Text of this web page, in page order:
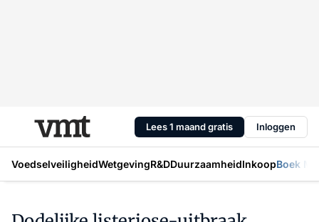
Lees 1 maand gratis Inloggen
VoedselveiligheidWetgevingR&DDuurzaamheidInkoopBoek